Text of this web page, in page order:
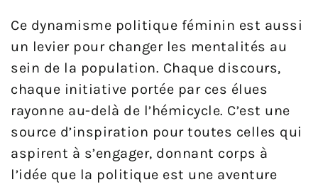
Ce dynamisme politique féminin est aussi
un levier pour changer les mentalités au
sein de la population. Chaque discours,
chaque initiative portée par ces élues
rayonne au-delà de l’hémicycle. C’est une
source d’inspiration pour toutes celles qui
aspirent à s’engager, donnant corps à
l’idée que la politique est une aventure